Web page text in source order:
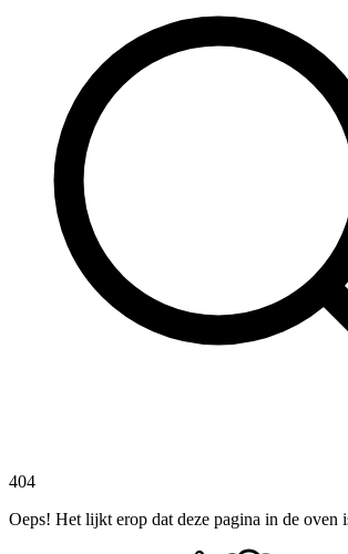
404
Oeps! Het lijkt erop dat deze pagina in de oven